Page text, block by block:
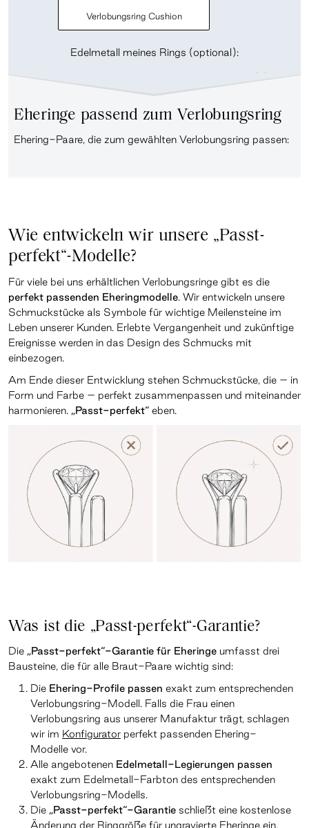
Verlobungsring Cushion
Edelmetall meines Rings (optional):
Eheringe passend zum Verlobungsring
Ehering-Paare, die zum gewählten Verlobungsring passen:
Wie entwickeln wir unsere „Passt-
perfekt“-Modelle?
Für viele bei uns erhältlichen Verlobungsringe gibt es die
perfekt passenden Eheringmodelle. Wir entwickeln unsere
Schmuckstücke als Symbole für wichtige Meilensteine im
Leben unserer Kunden. Erlebte Vergangenheit und zukünftige
Ereignisse werden in das Design des Schmucks mit
einbezogen.
Am Ende dieser Entwicklung stehen Schmuckstücke, die – in
Form und Farbe – perfekt zusammenpassen und miteinander
harmonieren. „Passt-perfekt“ eben.
Was ist die „Passt-perfekt“-Garantie?
Die „Passt-perfekt“-Garantie für Eheringe umfasst drei
Bausteine, die für alle Braut-Paare wichtig sind:
Die Ehering-Profile passen exakt zum entsprechenden
Verlobungsring-Modell. Falls die Frau einen
Verlobungsring aus unserer Manufaktur trägt, schlagen
wir im Konfigurator perfekt passenden Ehering-
Modelle vor.
Alle angebotenen Edelmetall-Legierungen passen
exakt zum Edelmetall-Farbton des entsprechenden
Verlobungsring-Modells.
Die „Passt-perfekt“-Garantie schließt eine kostenlose
Änderung der Ringgröße für ungravierte Eheringe ein.